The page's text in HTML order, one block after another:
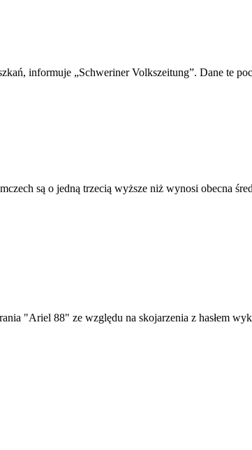
informuje „Schweriner Volkszeitung”. Dane te
są o jedną trzecią wyższe niż wynosi obecna
"Ariel 88" ze względu na skojarzenia z hasłem